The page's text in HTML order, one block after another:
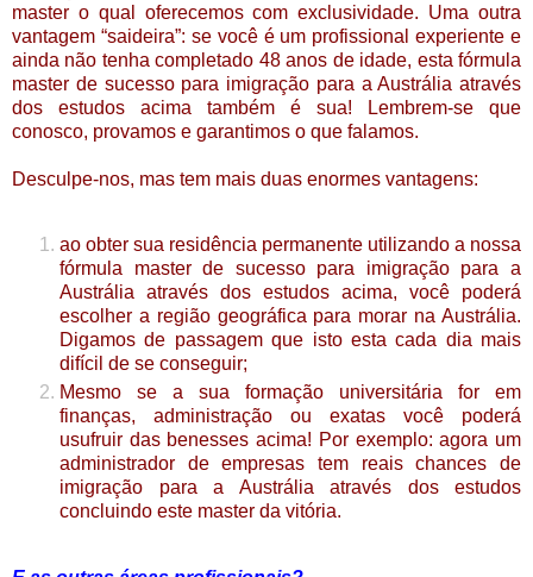
master o qual oferecemos com exclusividade. Uma outra
vantagem “saideira”: se você é um profissional experiente e
ainda não tenha completado 48 anos de idade, esta fórmula
master de sucesso para imigração para a Austrália através
dos estudos acima também é sua! Lembrem-se que
conosco, provamos e garantimos o que falamos.
Desculpe-nos, mas tem mais duas enormes vantagens:
ao obter sua residência permanente utilizando a nossa
fórmula master de sucesso para imigração para a
Austrália através dos estudos acima, você poderá
escolher a região geográfica para morar na Austrália.
Digamos de passagem que isto esta cada dia mais
difícil de se conseguir;
Mesmo se a sua formação universitária for em
finanças, administração ou exatas você poderá
usufruir das benesses acima! Por exemplo: agora um
administrador de empresas tem reais chances de
imigração para a Austrália através dos estudos
concluindo este master da vitória.